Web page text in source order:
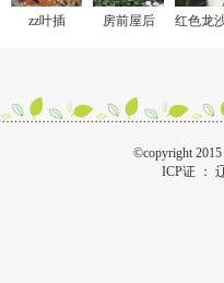
zz叶插 房前屋后
©copyright
ICP证 ：